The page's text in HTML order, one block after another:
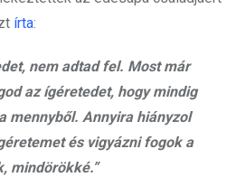
írta:
nem adtad fel. Most már
az ígéretedet, hogy mindig
mennyből. Annyira hiányzol
és vigyázni fogok a
mindörökké.”